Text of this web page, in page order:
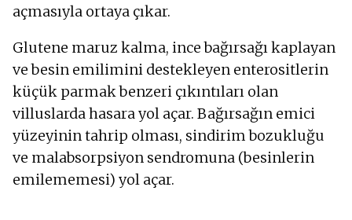
açmasıyla ortaya çıkar.
Glutene maruz kalma, ince bağırsağı kaplayan
ve besin emilimini destekleyen enterositlerin
küçük parmak benzeri çıkıntıları olan
villuslarda hasara yol açar. Bağırsağın emici
yüzeyinin tahrip olması, sindirim bozukluğu
ve malabsorpsiyon sendromuna (besinlerin
emilememesi) yol açar.